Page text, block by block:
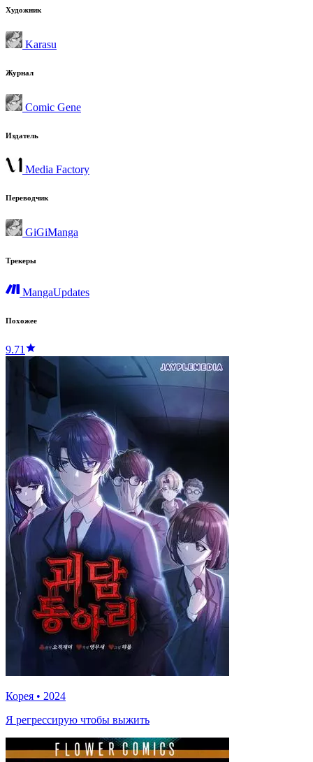
Художник
Karasu
Журнал
Comic Gene
Издатель
Media Factory
Переводчик
GiGiManga
Трекеры
MangaUpdates
Похожее
9.71
Корея • 2024
Я регрессирую чтобы выжить